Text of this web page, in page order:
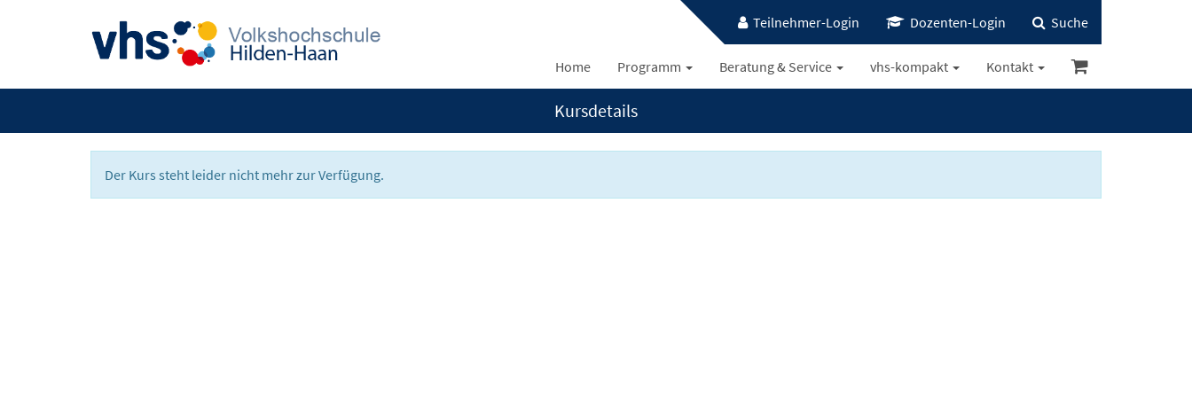
Teilnehmer-Login Dozenten-Login Suche
Home Programm Beratung & Service vhs-kompakt Kontakt
Kursdetails
Der Kurs steht leider nicht mehr zur Verfügung.